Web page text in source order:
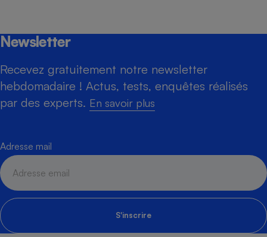
Newsletter
Recevez gratuitement notre newsletter
hebdomadaire ! Actus, tests, enquêtes réalisés
par des experts. En savoir plus
Adresse mail
S'inscrire